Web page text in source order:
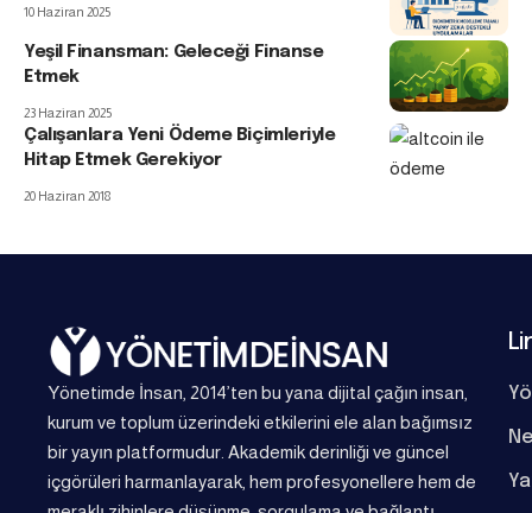
10 Haziran 2025
Yeşil Finansman: Geleceği Finanse
Etmek
23 Haziran 2025
Çalışanlara Yeni Ödeme Biçimleriyle
Hitap Etmek Gerekiyor
20 Haziran 2018
Yönetimde İnsan, 2014’ten bu yana dijital çağın insan,
kurum ve toplum üzerindeki etkilerini ele alan bağımsız
bir yayın platformudur. Akademik derinliği ve güncel
içgörüleri harmanlayarak, hem profesyonellere hem de